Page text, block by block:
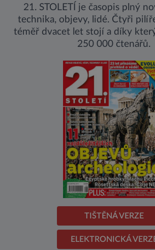
21. STOLETÍ je časopis plný
technika, objevy, lidé. Čtyři
téměř dvacet let stojí a díky
250 000 čtenářů.
TIŠTĚNÁ VERZE
ELEKTRONICKÁ